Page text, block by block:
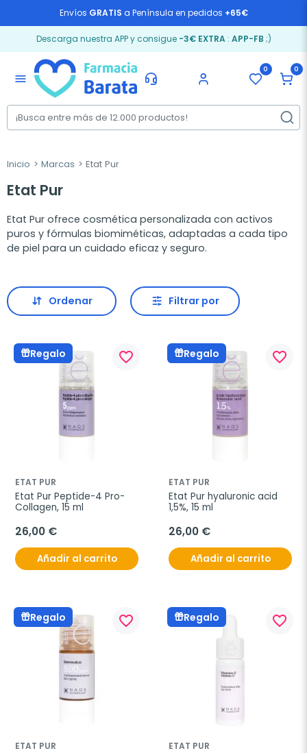
Envíos GRATIS a Península en pedidos +65€
Descarga nuestra APP y consigue -3€ EXTRA: APP-FB ;)
menu
0 0
Inicio Marcas Etat Pur
Etat Pur
Etat Pur ofrece cosmética personalizada con activos
puros y fórmulas biomiméticas, adaptadas a cada tipo
de piel para un cuidado eficaz y seguro.
Ordenar Filtrar por
Regalo favorite_border
ETAT PUR
Etat Pur Peptide-4 Pro-
Collagen, 15 ml
26,00 €
Añadir al carrito
Regalo favorite_border
ETAT PUR
Etat Pur hyaluronic acid
1,5%, 15 ml
26,00 €
Añadir al carrito
Regalo favorite_border
ETAT PUR
Regalo favorite_border
ETAT PUR